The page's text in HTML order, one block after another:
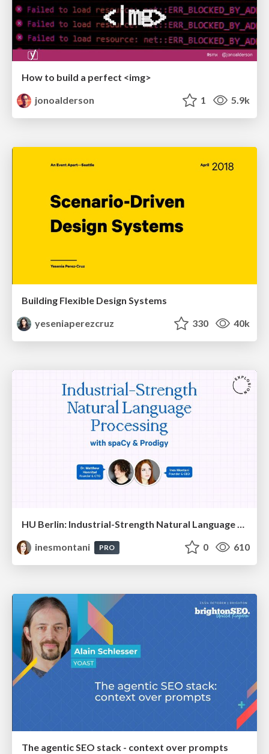
How to build a perfect <img>
jonoalderson
1 5.9k
Building Flexible Design Systems
yeseniaperezcruz
330 40k
HU Berlin: Industrial-Strength Natural Language Processing with spaCy and Prodigy
inesmontani
PRO 0 610
The agentic SEO stack - context over prompts